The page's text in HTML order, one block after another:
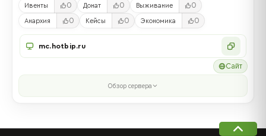
Ивенты 0 Донат 0 Выживание 0
Анархия 0 Кейсы 0 Экономика 0
mc.hotbip.ru
Сайт
Обзор сервера